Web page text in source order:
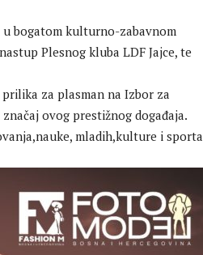
bogatom kulturno-zabavnom
Plesnog kluba LDF Jajce, te
za plasman na Izbor za
ovog prestižnog događaja.
mladih,kulture i sporta